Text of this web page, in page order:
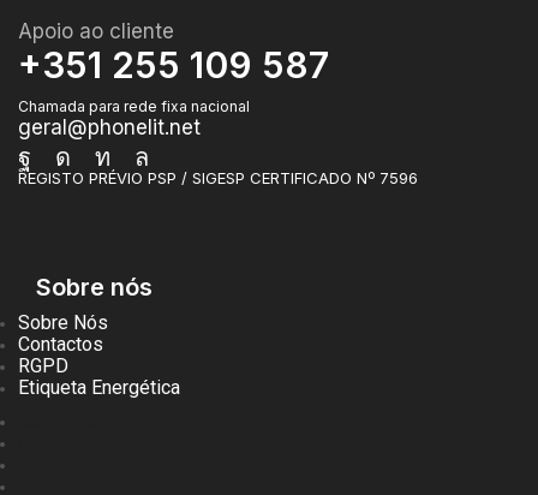
Apoio ao cliente
+351 255 109 587
Chamada para rede fixa nacional
geral@phonelit.net
Facebook
Instagram
Linkedin
Whatsapp
REGISTO PRÉVIO PSP / SIGESP CERTIFICADO Nº 7596
Sobre nós
Sobre Nós
Contactos
RGPD
Etiqueta Energética